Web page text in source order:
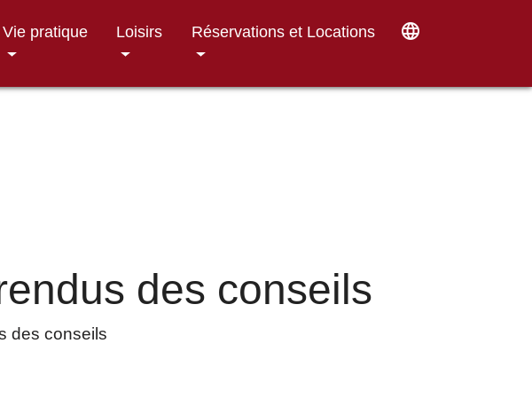
Vie pratique Loisirs Réservations et Locations language
des conseils
des conseils